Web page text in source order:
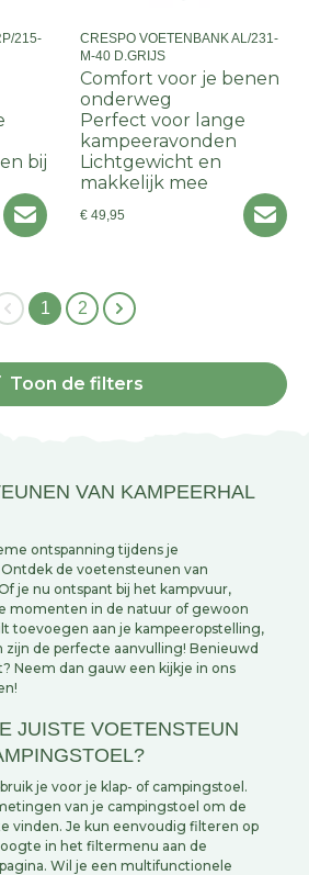
215-
bij
CRESPO VOETENBANK AL/231-
M-40 D.GRIJS
Comfort voor je benen
onderweg
Perfect voor lange
kampeeravonden
Lichtgewicht en
makkelijk mee
€ 49,95
1 2
Toon de filters
VAN KAMPEERHAL
ontspanning tijdens je
de voetensteunen van
je nu ontspant bij het kampvuur,
momenten in de natuur of gewoon
toevoegen aan je kampeeropstelling,
de perfecte aanvulling! Benieuwd
Neem dan gauw een kijkje in ons
JUISTE VOETENSTEUN
je voor je klap- of campingstoel.
van je campingstoel om de
vinden. Je kun eenvoudig filteren op
in het filtermenu aan de
Wil je een multifunctionele